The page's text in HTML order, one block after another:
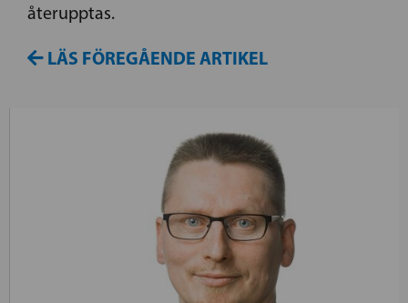
återupptas.
LÄS FÖREGÅENDE ARTIKEL